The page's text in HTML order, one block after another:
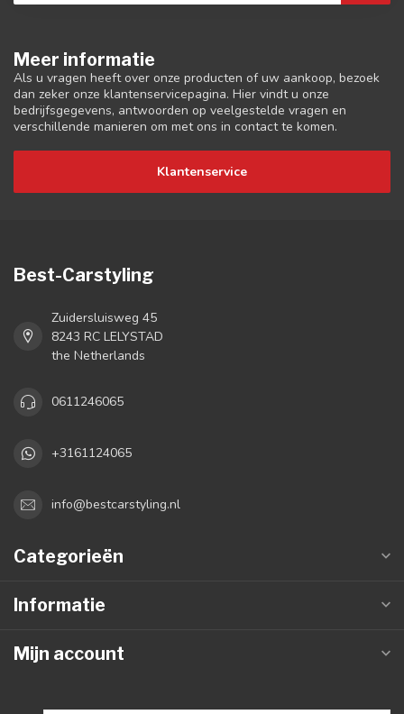
Meer informatie
Als u vragen heeft over onze producten of uw aankoop, bezoek
dan zeker onze klantenservicepagina. Hier vindt u onze
bedrijfsgegevens, antwoorden op veelgestelde vragen en
verschillende manieren om met ons in contact te komen.
Klantenservice
Best-Carstyling
Zuidersluisweg 45
8243 RC LELYSTAD
the Netherlands
0611246065
+3161124065
info@bestcarstyling.nl
Categorieën
Informatie
Mijn account